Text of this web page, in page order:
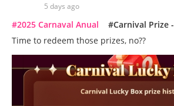
5 days ago
#2025 Carnaval Anual
#Carnival Prize
Time to redeem those prizes, no??